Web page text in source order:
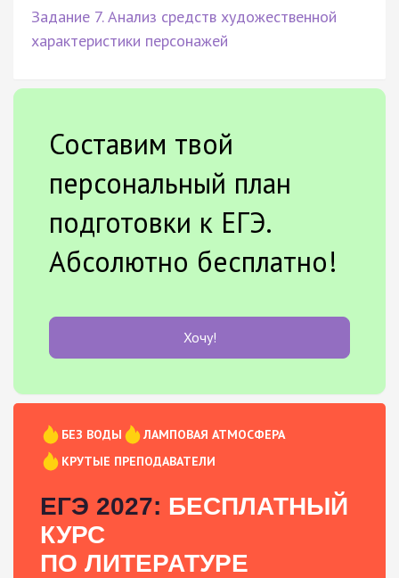
Задание 7. Анализ средств художественной
характеристики персонажей
Составим твой
персональный план
подготовки к ЕГЭ.
Абсолютно бесплатно!
Хочу!
БЕЗ ВОДЫ
ЛАМПОВАЯ АТМОСФЕРА
КРУТЫЕ ПРЕПОДАВАТЕЛИ
ЕГЭ 2027: БЕСПЛАТНЫЙ
КУРС
ПО ЛИТЕРАТУРЕ